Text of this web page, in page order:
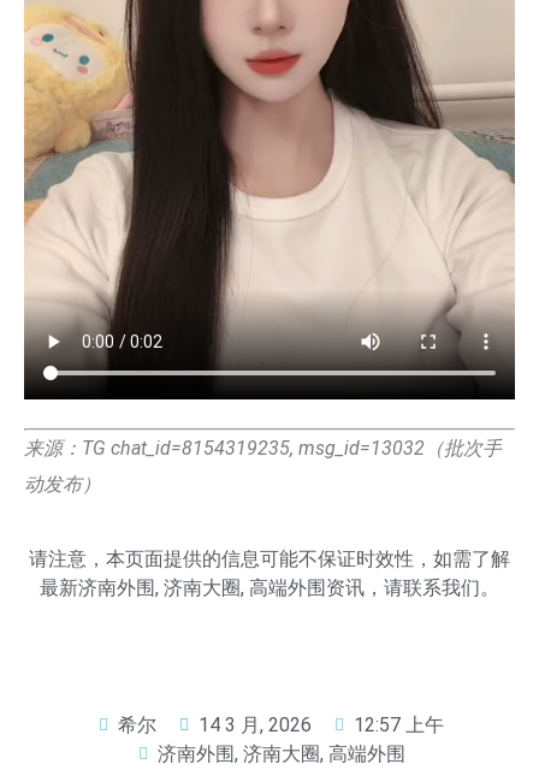
来源：TG chat_id=8154319235, msg_id=13032（批次手
动发布）
请注意，本页面提供的信息可能不保证时效性，如需了解
最新济南外围, 济南大圈, 高端外围资讯，请联系我们。
希尔 14 3 月, 2026
12:57 上午
济南外围, 济南大圈, 高端外围